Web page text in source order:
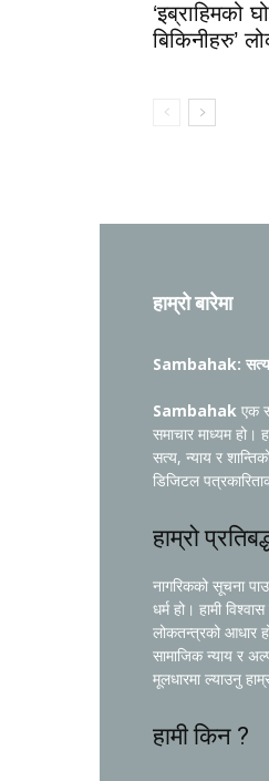
‘इब्राहिमको
बिकिनीहरु’
हाम्रो बारेमा
Sambahak:
Sambahak एक
समाचार माध्यम हो।
सत्य, न्याय र
डिजिटल
हाम्रो
नागरिकको सूचना
धर्म हो। हामी
लोकतन्त्रको आधार
सामाजिक न्याय र
मूलधारमा ल्याउनु
हामी किन ?